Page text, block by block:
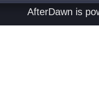
AfterDawn is